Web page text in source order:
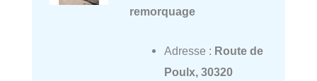
remorquage
Adresse : Route de
Poulx, 30320